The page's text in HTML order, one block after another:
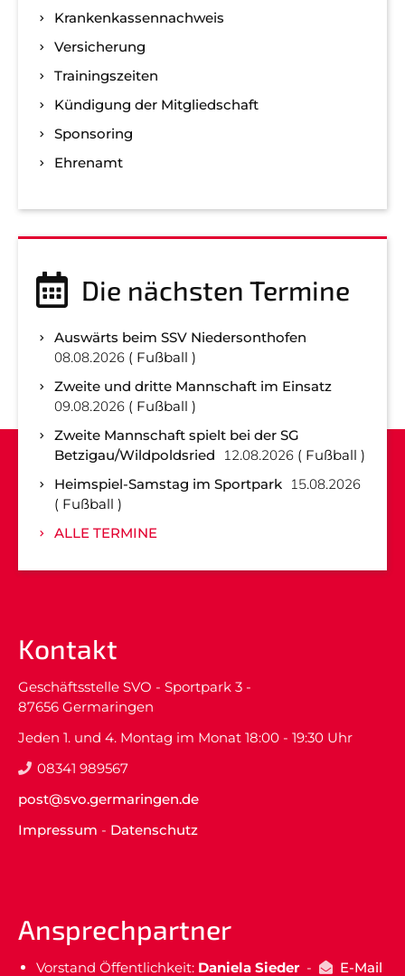
Kranken­kassen­nachweis
Versicherung
Trainingszeiten
Kündigung der Mitgliedschaft
Sponsoring
Ehrenamt
Die nächsten Termine
Auswärts beim SSV Niedersonthofen
08.08.2026
Fußball
Zweite und dritte Mannschaft im Einsatz
09.08.2026
Fußball
Zweite Mannschaft spielt bei der SG
Betzigau/Wildpoldsried
12.08.2026
Fußball
Heimspiel-Samstag im Sportpark 15.08.2026
Fußball
ALLE TERMINE
Kontakt
Geschäftsstelle SVO - Sportpark 3 -
87656 Germaringen
Jeden 1. und 4. Montag im Monat 18:00 - 19:30 Uhr
08341 989567
post@svo.germaringen.de
Impressum - Datenschutz
Ansprechpartner
Vorstand Öffentlichkeit: Daniela Sieder- E-Mail